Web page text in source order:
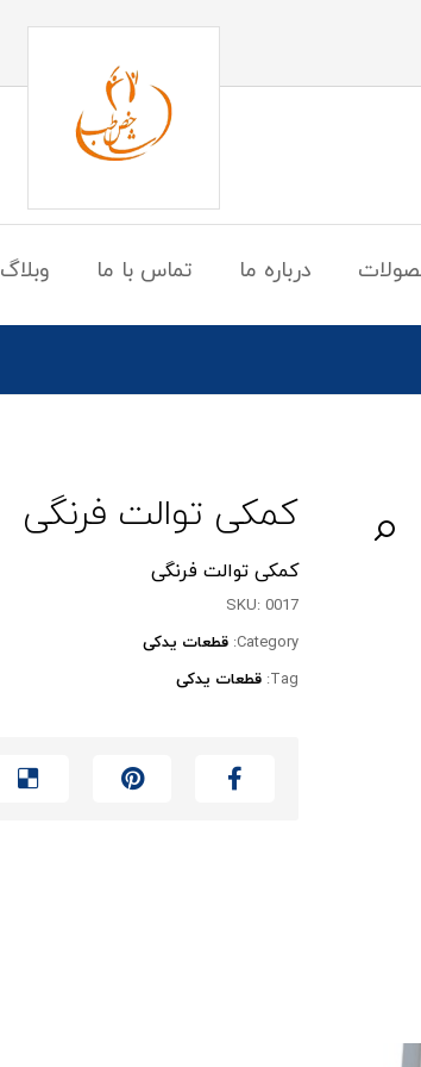
درباره ما تماس با ما وبلاگ
کمکی توالت فرنگی
کمکی توالت فرنگی
SKU:0017
Category: قطعات یدکی
Tag: قطعات یدکی